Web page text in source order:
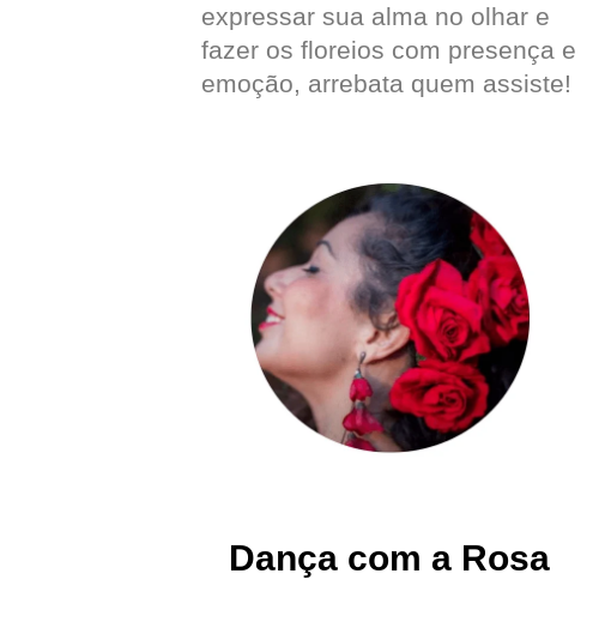
expressar sua alma no olhar e
fazer os floreios com presença e
emoção, arrebata quem assiste!
Dança com a Rosa